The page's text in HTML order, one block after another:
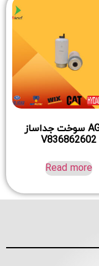
AGCO سوخت جداساز
V836862602
Read more